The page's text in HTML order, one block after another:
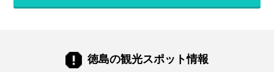
清流と、4県それぞれに全く異なる魅力が
はずです。 この記事では、プロのツアーコ
ーディネーターが、2026年の最新トレンド
徳島の観光スポット情報